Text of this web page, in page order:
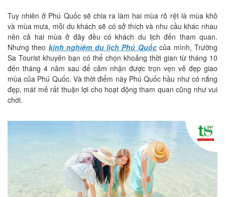
Tuy nhiên ở Phú Quốc sẽ chia ra làm hai mùa rõ rệt là mùa khô
và mùa mưa, mỗi du khách sẽ có sở thích và nhu cầu khác nhau
nên cả hai mùa ở đây đều có khách du lịch đến tham quan.
Nhưng theo kinh nghiệm du lịch Phú Quốccủa mình, Trường
Sa Tourist khuyên bạn có thể chọn khoảng thời gian từ tháng 10
đến tháng 4 năm sau để cảm nhận được trọn vẹn vẻ đẹp giao
mùa của Phú Quốc. Và thời điểm này Phú Quốc hầu như có nắng
đẹp, mát mẻ rất thuận lợi cho hoạt động tham quan cũng như vui
chơi.